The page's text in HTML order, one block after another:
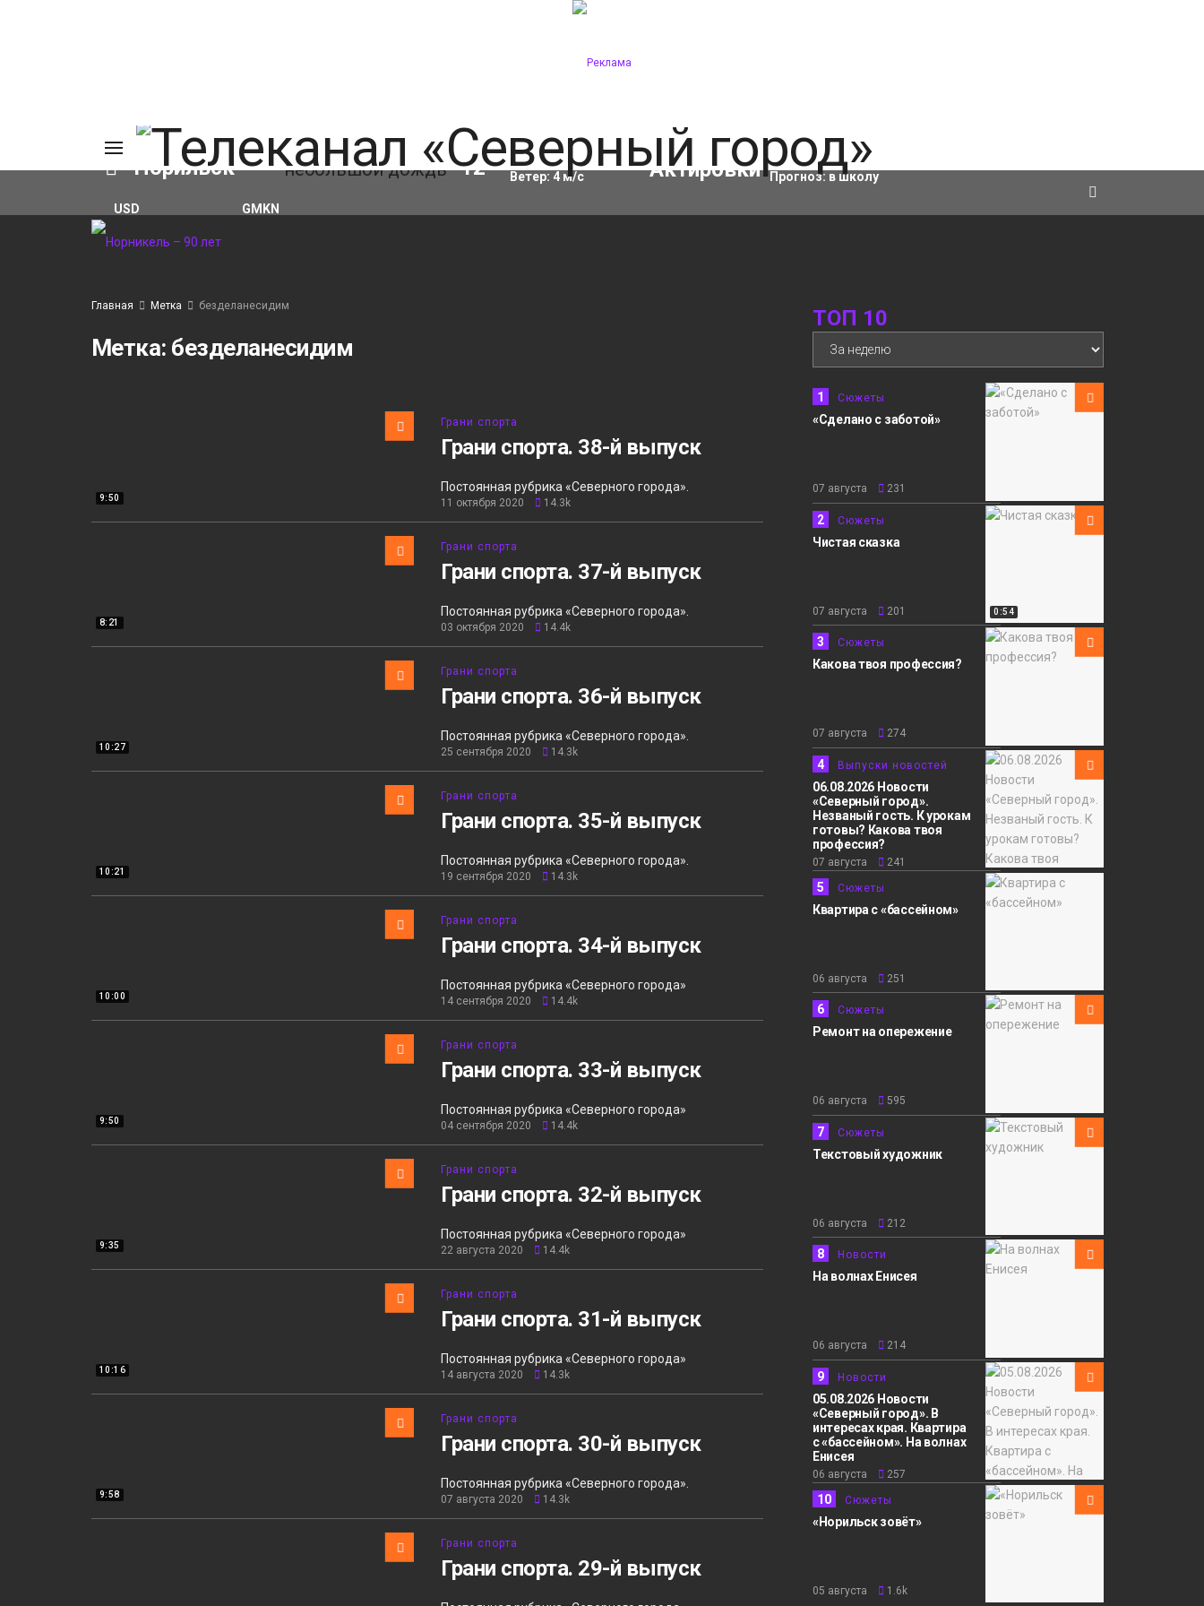
Норильск 12°C Влажность:84
Ветер: 4м/с
Актировки
Прогноз: в школу
USD
GMKN
Главная Метка безделанесидим
Метка: безделанесидим
9:50
Грани спорта
Грани спорта. 38-й выпуск
Постоянная рубрика «Северного города».
11 октября 2020 14.3k
8:21
Грани спорта
Грани спорта. 37-й выпуск
Постоянная рубрика «Северного города».
03 октября 2020 14.4k
10:27
Грани спорта
Грани спорта. 36-й выпуск
Постоянная рубрика «Северного города».
25 сентября 2020 14.3k
10:21
Грани спорта
Грани спорта. 35-й выпуск
Постоянная рубрика «Северного города».
19 сентября 2020 14.3k
10:00
Грани спорта
Грани спорта. 34-й выпуск
Постоянная рубрика «Северного города»
14 сентября 2020 14.4k
9:50
Грани спорта
Грани спорта. 33-й выпуск
Постоянная рубрика «Северного города»
04 сентября 2020 14.4k
9:35
Грани спорта
Грани спорта. 32-й выпуск
Постоянная рубрика «Северного города»
22 августа 2020 14.4k
10:16
Грани спорта
Грани спорта. 31-й выпуск
Постоянная рубрика «Северного города»
14 августа 2020 14.3k
9:58
Грани спорта
Грани спорта. 30-й выпуск
Постоянная рубрика «Северного города».
07 августа 2020 14.3k
Грани спорта
Грани спорта. 29-й выпуск
ТОП 10
1 Сюжеты
«Сделано с заботой»
07 августа 231
0:54
2 Сюжеты
Чистая сказка
07 августа 201
3 Сюжеты
Какова твоя профессия?
07 августа 274
4 Выпуски новостей
06.08.2026 Новости
«Северный город».
Незваный гость. К урокам
готовы? Какова твоя
профессия?
07 августа 241
5 Сюжеты
Квартира с «бассейном»
06 августа 251
6 Сюжеты
Ремонт на опережение
06 августа 595
7 Сюжеты
Текстовый художник
06 августа 212
8 Новости
На волнах Енисея
06 августа 214
9 Новости
05.08.2026 Новости
«Северный город». В
интересах края. Квартира
с «бассейном». На волнах
Енисея
06 августа 257
10 Сюжеты
«Норильск зовёт»
05 августа 1.6k